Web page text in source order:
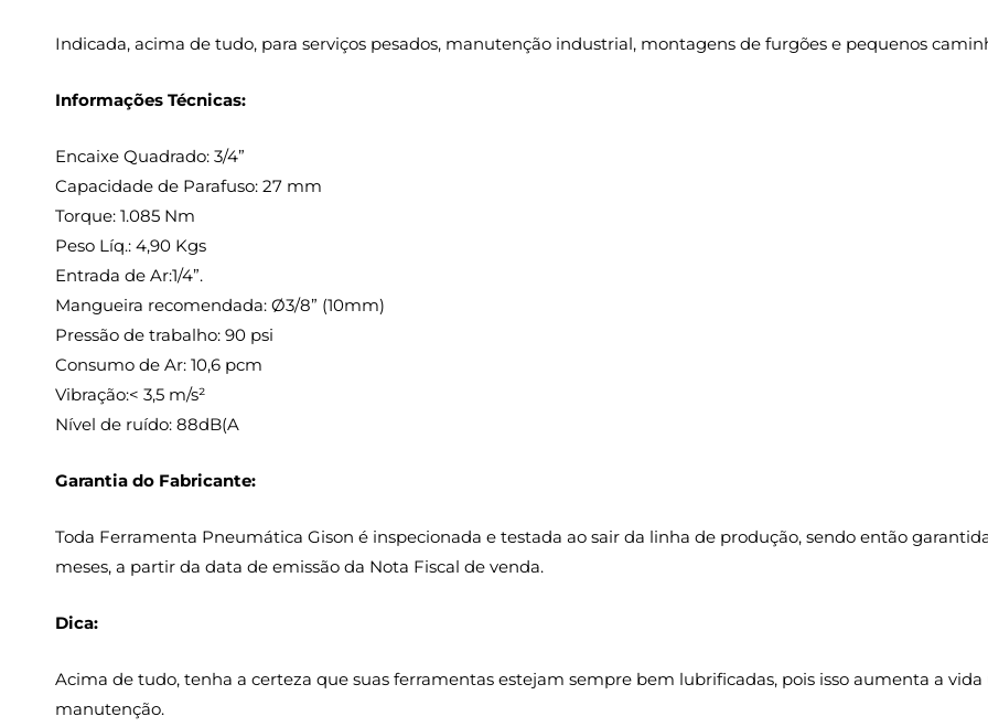
Indicada, acima de tudo, para serviços pesados, manutenção industrial, montagens de furgões e pequenos
Informações Técnicas:
Encaixe Quadrado: 3/4”
Capacidade de Parafuso: 27 mm
Torque: 1.085 Nm
Peso Líq.: 4,90 Kgs
Entrada de Ar:1/4”.
Mangueira recomendada: Ø3/8” (10mm)
Pressão de trabalho: 90 psi
Consumo de Ar: 10,6 pcm
Vibração:< 3,5 m/s²
Nível de ruído: 88dB(A
Garantia do Fabricante:
Toda Ferramenta Pneumática Gison é inspecionada e testada ao sair da linha de produção, sendo então
meses, a partir da data de emissão da Nota Fiscal de venda.
Dica:
Acima de tudo, tenha a certeza que suas ferramentas estejam sempre bem lubrificadas, pois isso aumenta a
manutenção.